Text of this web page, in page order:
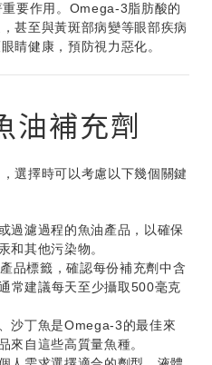
要作用。Omega-3脂肪酸的
甚至與黃斑部病變等眼部疾病
睛健康，預防視力惡化。
油補充劑
選擇時可以考慮以下幾個關鍵
過濾過程的魚油產品，以確保
和其他污染物。
產品標籤，確認每份補充劑中含
常建議每天至少攝取500毫克
沙丁魚是Omega-3的最佳來
來自這些高質量魚種。